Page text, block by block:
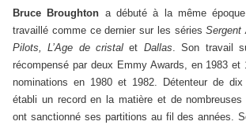
Bruce Broughton a débuté à la même
travaillé comme ce dernier sur les sériesSergent
Pilots, L’Age de cristal et Dallas. Son travail
récompensé par deux Emmy Awards, en 1983 et
nominations en 1980 et 1982. Détenteur de
établi un record en la matière et de nombreuses
ont sanctionné ses partitions au fil des années.